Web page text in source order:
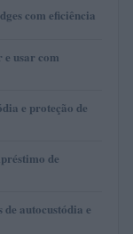
com eficiência
e usar com
e proteção de
de
autocustódia e